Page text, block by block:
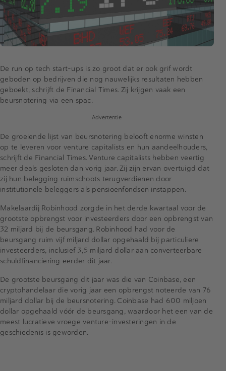
De run op tech start-ups is zo groot dat er ook grif wordt
geboden op bedrijven die nog nauwelijks resultaten hebben
geboekt, schrijft de Financial Times. Zij krijgen vaak een
beursnotering via een spac.
Advertentie
De groeiende lijst van beursnotering belooft enorme winsten
op te leveren voor venture capitalists en hun aandeelhouders,
schrijft de Financial Times. Venture capitalists hebben veertig
meer deals gesloten dan vorig jaar. Zij zijn ervan overtuigd dat
zij hun belegging ruimschoots terugverdienen door
institutionele beleggers als pensioenfondsen instappen.
Makelaardij Robinhood zorgde in het derde kwartaal voor de
grootste opbrengst voor investeerders door een opbrengst van
32 miljard bij de beursgang. Robinhood had voor de
beursgang ruim vijf miljard dollar opgehaald bij particuliere
investeerders, inclusief 3,5 miljard dollar aan converteerbare
schuldfinanciering eerder dit jaar.
De grootste beursgang dit jaar was die van Coinbase, een
cryptohandelaar die vorig jaar een opbrengst noteerde van 76
miljard dollar bij de beursnotering. Coinbase had 600 miljoen
dollar opgehaald vóór de beursgang, waardoor het een van de
meest lucratieve vroege venture-investeringen in de
geschiedenis is geworden.